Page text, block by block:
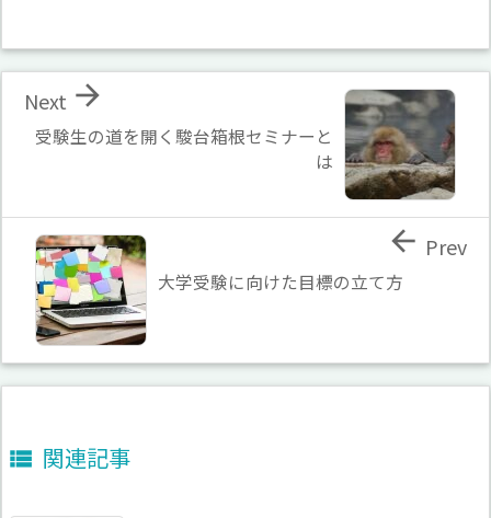
受験生の道を開く駿台箱根セミナーと
は

Next
大学受験に向けた目標の立て方
 Prev
 関連記事